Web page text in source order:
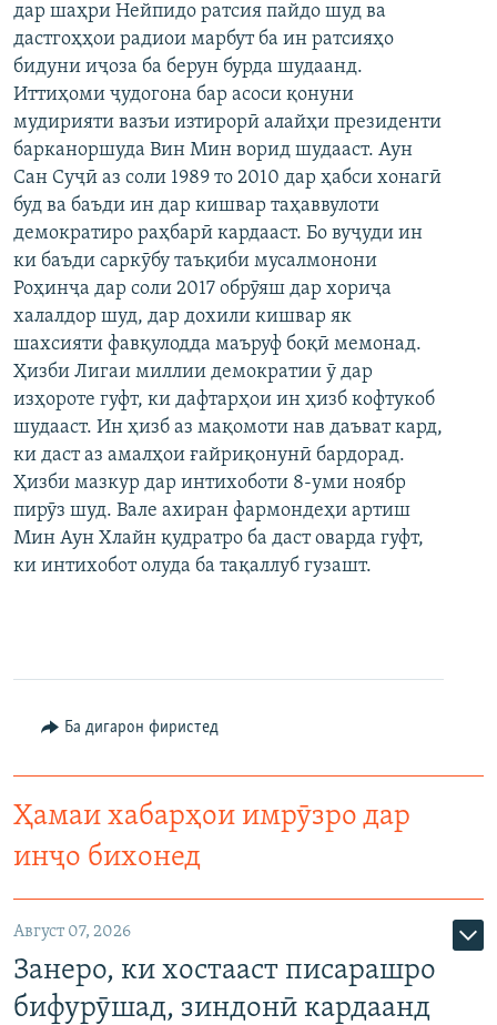
дар шаҳри Нейпидо ратсия пайдо шуд ва
дастгоҳҳои радиои марбут ба ин ратсияҳо
бидуни иҷоза ба берун бурда шудаанд.
Иттиҳоми ҷудогона бар асоси қонуни
мудирияти вазъи изтирорӣ алайҳи президенти
барканоршуда Вин Мин ворид шудааст. Аун
Сан Суҷӣ аз соли 1989 то 2010 дар ҳабси хонагӣ
буд ва баъди ин дар кишвар таҳаввулоти
демократиро раҳбарӣ кардааст. Бо вуҷуди ин
ки баъди саркӯбу таъқиби мусалмонони
Роҳинҷа дар соли 2017 обрӯяш дар хориҷа
халалдор шуд, дар дохили кишвар як
шахсияти фавқулодда маъруф боқӣ мемонад.
Ҳизби Лигаи миллии демократии ӯ дар
изҳороте гуфт, ки дафтарҳои ин ҳизб кофтукоб
шудааст. Ин ҳизб аз мақомоти нав даъват кард,
ки даст аз амалҳои ғайриқонунӣ бардорад.
Ҳизби мазкур дар интихоботи 8-уми ноябр
пирӯз шуд. Вале ахиран фармондеҳи артиш
Мин Аун Хлайн қудратро ба даст оварда гуфт,
ки интихобот олуда ба тақаллуб гузашт.
Ба дигарон фиристед
Ҳамаи хабарҳои имрӯзро дар
инҷо бихонед
Август 07, 2026
Занеро, ки хостааст писарашро
бифурӯшад, зиндонӣ кардаанд